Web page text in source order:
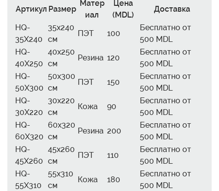
Артикул Размер
Матер
иал
Цена
(MDL)
Доставка
HQ-
35X240
35x240
см
ПЭТ 100
Бесплатно от
500 MDL
HQ-
40X250
40x250
см
Резина 120
Бесплатно от
500 MDL
HQ-
50X300
50x300
см
ПЭТ 150
Бесплатно от
500 MDL
HQ-
30X220
30x220
см
Кожа 90
Бесплатно от
500 MDL
HQ-
60X320
60x320
см
Резина 200
Бесплатно от
500 MDL
HQ-
45X260
45x260
см
ПЭТ 110
Бесплатно от
500 MDL
HQ-
55X310
55x310
см
Кожа 180
Бесплатно от
500 MDL